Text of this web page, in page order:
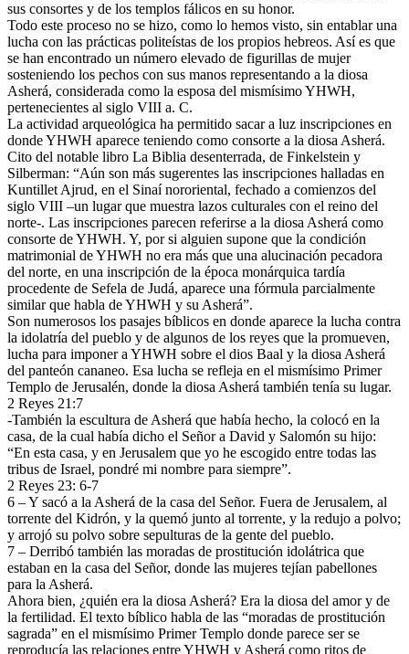
sus consortes y de los templos fálicos en su honor.
Todo este proceso no se hizo, como lo hemos visto, sin entablar una
lucha con las prácticas politeístas de los propios hebreos. Así es que
se han encontrado un número elevado de figurillas de mujer
sosteniendo los pechos con sus manos representando a la diosa
Asherá, considerada como la esposa del mismísimo YHWH,
pertenecientes al siglo VIII a. C.
La actividad arqueológica ha permitido sacar a luz inscripciones en
donde YHWH aparece teniendo como consorte a la diosa Asherá.
Cito del notable libro La Biblia desenterrada, de Finkelstein y
Silberman: “Aún son más sugerentes las inscripciones halladas en
Kuntillet Ajrud, en el Sinaí nororiental, fechado a comienzos del
siglo VIII –un lugar que muestra lazos culturales con el reino del
norte-. Las inscripciones parecen referirse a la diosa Asherá como
consorte de YHWH. Y, por si alguien supone que la condición
matrimonial de YHWH no era más que una alucinación pecadora
del norte, en una inscripción de la época monárquica tardía
procedente de Sefela de Judá, aparece una fórmula parcialmente
similar que habla de YHWH y su Asherá”.
Son numerosos los pasajes bíblicos en donde aparece la lucha contra
la idolatría del pueblo y de algunos de los reyes que la promueven,
lucha para imponer a YHWH sobre el dios Baal y la diosa Asherá
del panteón cananeo. Esa lucha se refleja en el mismísimo Primer
Templo de Jerusalén, donde la diosa Asherá también tenía su lugar.
2 Reyes 21:7
-También la escultura de Asherá que había hecho, la colocó en la
casa, de la cual había dicho el Señor a David y Salomón su hijo:
“En esta casa, y en Jerusalem que yo he escogido entre todas las
tribus de Israel, pondré mi nombre para siempre”.
2 Reyes 23: 6-7
6 – Y sacó a la Asherá de la casa del Señor. Fuera de Jerusalem, al
torrente del Kidrón, y la quemó junto al torrente, y la redujo a polvo;
y arrojó su polvo sobre sepulturas de la gente del pueblo.
7 – Derribó también las moradas de prostitución idolátrica que
estaban en la casa del Señor, donde las mujeres tejían pabellones
para la Asherá.
Ahora bien, ¿quién era la diosa Asherá? Era la diosa del amor y de
la fertilidad. El texto bíblico habla de las “moradas de prostitución
sagrada” en el mismísimo Primer Templo donde parece ser se
reproducía las relaciones entre YHWH y Asherá como ritos de